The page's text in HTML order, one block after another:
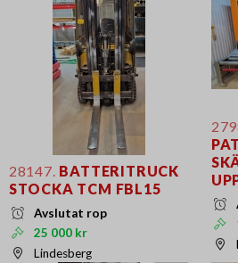
28147. BATTERITRUCK
STOCKA TCM FBL15
Avslutat rop
25 000 kr
Lindesberg